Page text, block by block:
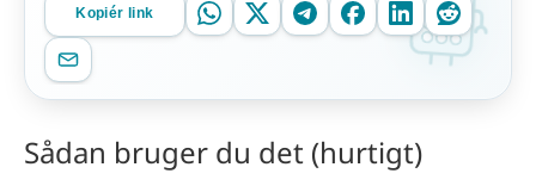
Kopiér link
Sådan bruger du det (hurtigt)